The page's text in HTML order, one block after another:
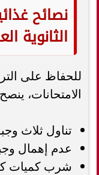
نصائح
الثانوية
للحفاظ على
الامتحانات،
تناول ثلاث
عدم إهمال
شرب كميات